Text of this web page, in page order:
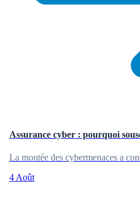
Assurance cyber : pourquoi
La montée des cybermenaces a
4 Août